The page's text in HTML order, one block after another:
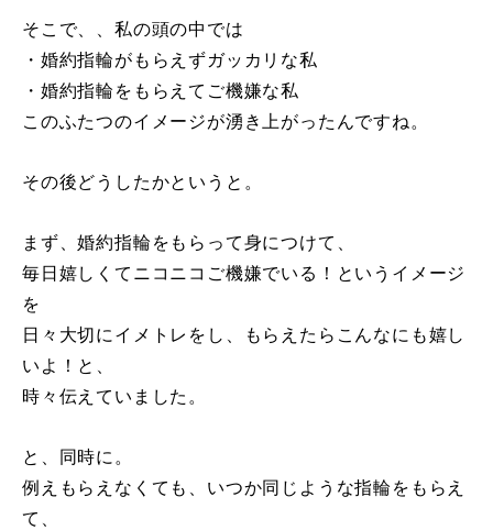
そこで、、私の頭の中では
・婚約指輪がもらえずガッカリな私
・婚約指輪をもらえてご機嫌な私
このふたつのイメージが湧き上がったんですね。
その後どうしたかというと。
まず、婚約指輪をもらって身につけて、
毎日嬉しくてニコニコご機嫌でいる！というイメージ
を
日々大切にイメトレをし、もらえたらこんなにも嬉し
いよ！と、
時々伝えていました。
と、同時に。
例えもらえなくても、いつか同じような指輪をもらえ
て、